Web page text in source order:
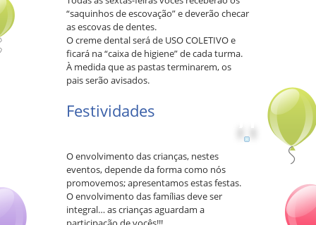
“saquinhos de escovação” e deverão checar
as escovas de dentes.
O creme dental será de USO COLETIVO e
ficará na “caixa de higiene” de cada turma.
À medida que as pastas terminarem, os
pais serão avisados.
Festividades
O envolvimento das crianças, nestes
eventos, depende da forma como nós
promovemos; apresentamos estas festas.
O envolvimento das famílias deve ser
integral… as crianças aguardam a